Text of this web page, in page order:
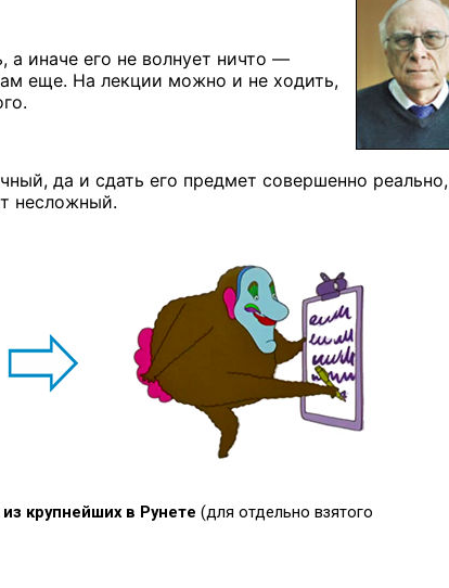
а иначе его не волнует ничто —
еще. На лекции можно и не ходить,
да и сдать его предмет совершенно реально,
несложный.